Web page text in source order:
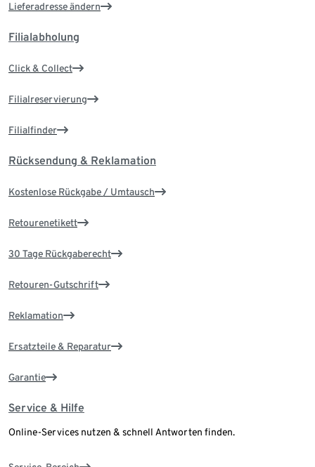
Lieferadresse ändern
Filialabholung
Click & Collect
Filialreservierung
Filialfinder
Rücksendung & Reklamation
Kostenlose Rückgabe / Umtausch
Retourenetikett
30 Tage Rückgaberecht
Retouren-Gutschrift
Reklamation
Ersatzteile & Reparatur
Garantie
Service & Hilfe
Online-Services nutzen & schnell Antworten finden.